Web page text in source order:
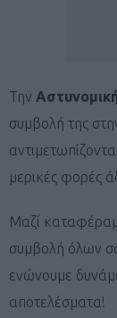
Την
συμβολή της
μερικές φορές
Μαζί
συμβολή όλων
ενώνουμε
αποτελέσματα!